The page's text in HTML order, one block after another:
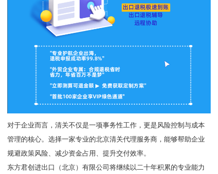
对于企业而言，清关不仅是一项事务性工作，更是风险控制与成本
管理的核心。选择一家专业的北京清关代理服务商，能够帮助企业
规避政策风险、减少资金占用、提升交付效率。
东方君创进出口（北京）有限公司将继续以二十年积累的专业能力